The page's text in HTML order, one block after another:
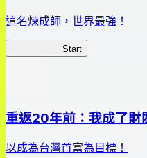
這名煉成師，世界最強！
Start
重返20年前：我成了財
以成為台灣首富為目標！